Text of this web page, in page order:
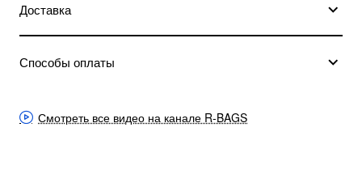
Доставка
Способы оплаты
Смотреть все видео на канале R-BAGS